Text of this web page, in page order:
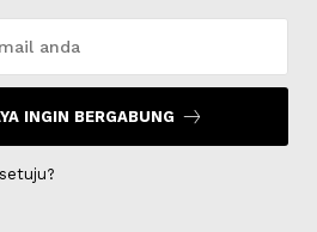
INGIN BERGABUNG